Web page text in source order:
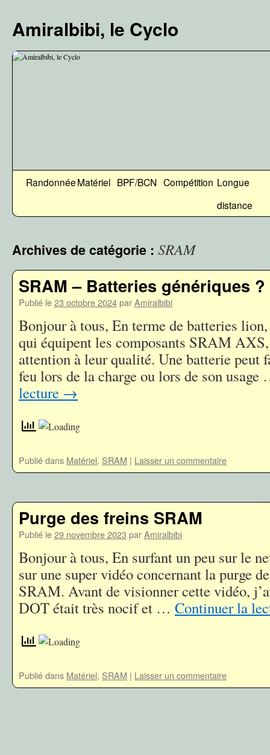
contenu
Amiralbibi, le Cyclo
RandonnéeMatériel BPF/BCN Compétition Longue
distance
Archives de catégorie : SRAM
SRAM – Batteries génériques ?
Publié le23 octobre 2024parAmiralbibi
Bonjour à tous, En terme de batteries
qui équipent les composants SRAM
attention à leur qualité. Une batterie peut
feu lors de la charge ou lors de son
lecture →
Publié dans Matériel, SRAM | Laisser un commentaire
Purge des freins SRAM
Publié le29 novembre 2023 parAmiralbibi
Bonjour à tous, En surfant un peu sur le
sur une super vidéo concernant la purge
SRAM. Avant de visionner cette vidéo,
DOT était très nocif et … Continuer la
Publié dans Matériel, SRAM | Laisser un commentaire